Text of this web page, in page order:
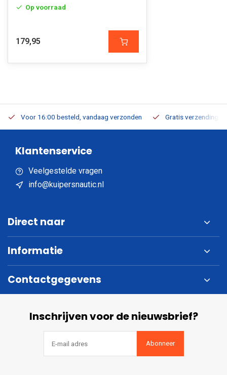
Op voorraad
179,95
Voor 16:00 besteld, vandaag verzonden Gratis verzending
Klantenservice
Veelgestelde vragen
info@kuipersnautic.nl
Direct naar
Informatie
Contactgegevens
Inschrijven voor de nieuwsbrief?
Abonneer